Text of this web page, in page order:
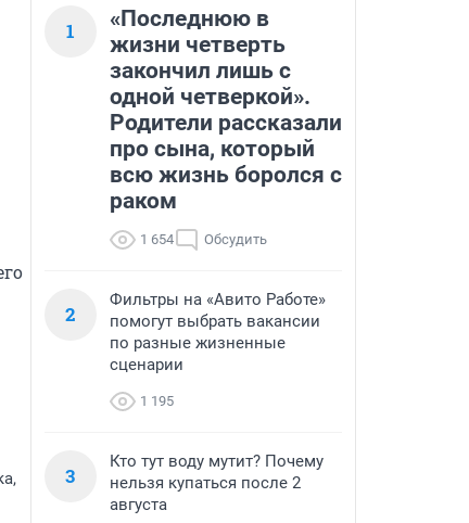
1
«Последнюю в
жизни четверть
закончил лишь с
одной четверкой».
Родители рассказали
про сына, который
всю жизнь боролся с
раком
1 654 Обсудить
2
Фильтры на «Авито Работе»
помогут выбрать вакансии
по разные жизненные
сценарии
1 195
3
Кто тут воду мутит? Почему
нельзя купаться после 2
августа